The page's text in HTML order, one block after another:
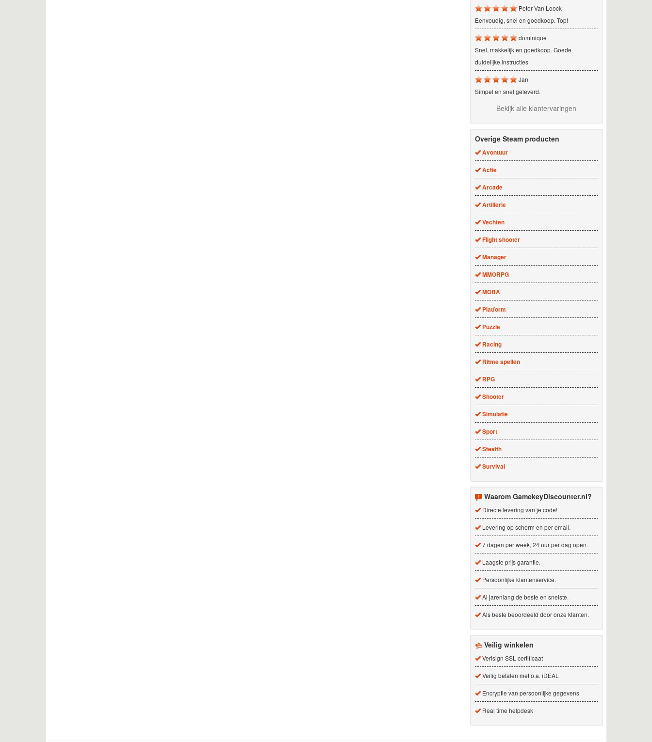
Peter Van Loock
Eenvoudig, snel en goedkoop. Top!
dominique
Snel, makkelijk en goedkoop. Goede
duidelijke instructies
Jan
Simpel en snel geleverd.
Bekijk alle klantervaringen
Overige Steam producten
Avontuur
Actie
Arcade
Artillerie
Vechten
Flight shooter
Manager
MMORPG
MOBA
Platform
Puzzle
Racing
Ritme spellen
RPG
Shooter
Simulatie
Sport
Stealth
Survival
Waarom GamekeyDiscounter.nl?
Directe levering van je code!
Levering op scherm en per email.
7 dagen per week, 24 uur per dag open.
Laagste prijs garantie.
Persoonlijke klantenservice.
Al jarenlang de beste en snelste.
Als beste beoordeeld door onze klanten.
Veilig winkelen
Verisign SSL certificaat
Veilig betalen met o.a. iDEAL
Encryptie van persoonlijke gegevens
Real time helpdesk